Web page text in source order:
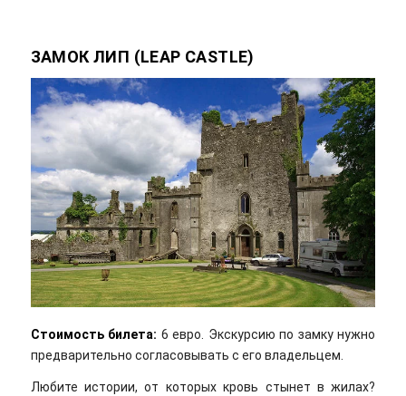
ЗАМОК ЛИП (LEAP CASTLE)
Стоимость билета: 6 евро. Экскурсию по замку нужно
предварительно согласовывать с его владельцем.
Любите истории, от которых кровь стынет в жилах?